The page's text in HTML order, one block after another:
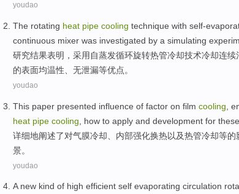
youdao
The rotating heat pipe cooling technique with self-
continuous mixer was investigated by a simulating
研究结果表明， 采用 自蒸发循环旋转热管冷却技术冷却连续
的表面均温性、无泄漏等优点。
youdao
This paper presented influence of factor on film cooling
heat pipe cooling , how to apply and development for
详细地阐述了对气膜冷却 内部强化换热以及热管冷却等的
景。
youdao
A new kind of high efficient self evaporating circulation